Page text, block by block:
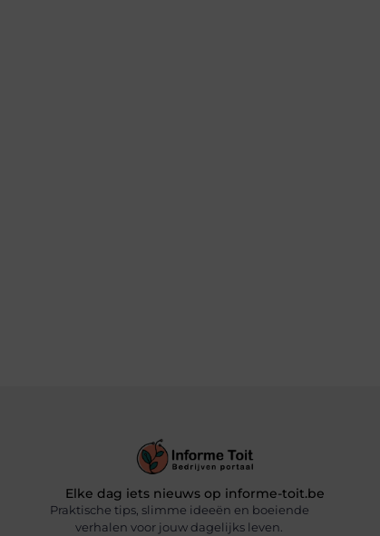
Elke dag iets nieuws op informe-toit.be
Praktische tips, slimme ideeën en boeiende
verhalen voor jouw dagelijks leven.